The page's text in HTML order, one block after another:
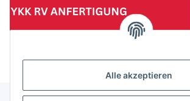
Alle akzeptieren
(Mindesttabnahmemenge 10 Stück je Länge und Farbe)